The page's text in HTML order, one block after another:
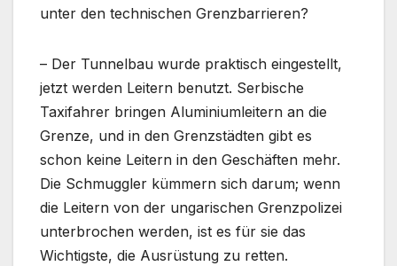
unter den technischen Grenzbarrieren?
– Der Tunnelbau wurde praktisch eingestellt,
jetzt werden Leitern benutzt. Serbische
Taxifahrer bringen Aluminiumleitern an die
Grenze, und in den Grenzstädten gibt es
schon keine Leitern in den Geschäften mehr.
Die Schmuggler kümmern sich darum; wenn
die Leitern von der ungarischen Grenzpolizei
unterbrochen werden, ist es für sie das
Wichtigste, die Ausrüstung zu retten.